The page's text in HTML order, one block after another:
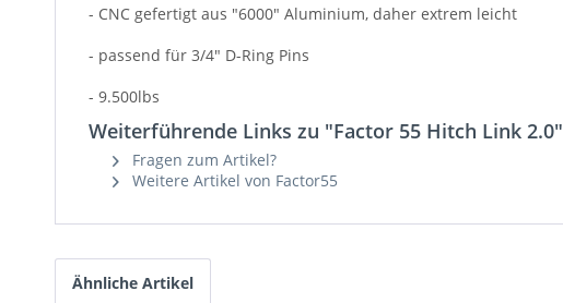
- CNC gefertigt aus "6000" Aluminium, daher extrem leicht
- passend für 3/4" D-Ring Pins
- 9.500lbs
Weiterführende Links zu "Factor 55 Hitch Link 2.0"
Fragen zum Artikel?
Weitere Artikel von Factor55
Ähnliche Artikel